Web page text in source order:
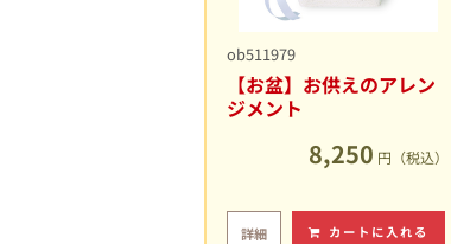
ob511979
【お盆】お供えのアレン
ジメント
8,250 円（税込）
詳細 カートに入れる